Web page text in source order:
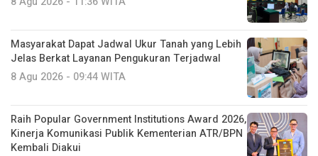
Masyarakat Dapat Jadwal Ukur Tanah yang Lebih
Jelas Berkat Layanan Pengukuran Terjadwal
8 Agu 2026 - 09:44 WITA
Raih Popular Government Institutions Award 2026,
Kinerja Komunikasi Publik Kementerian ATR/BPN
Kembali Diakui